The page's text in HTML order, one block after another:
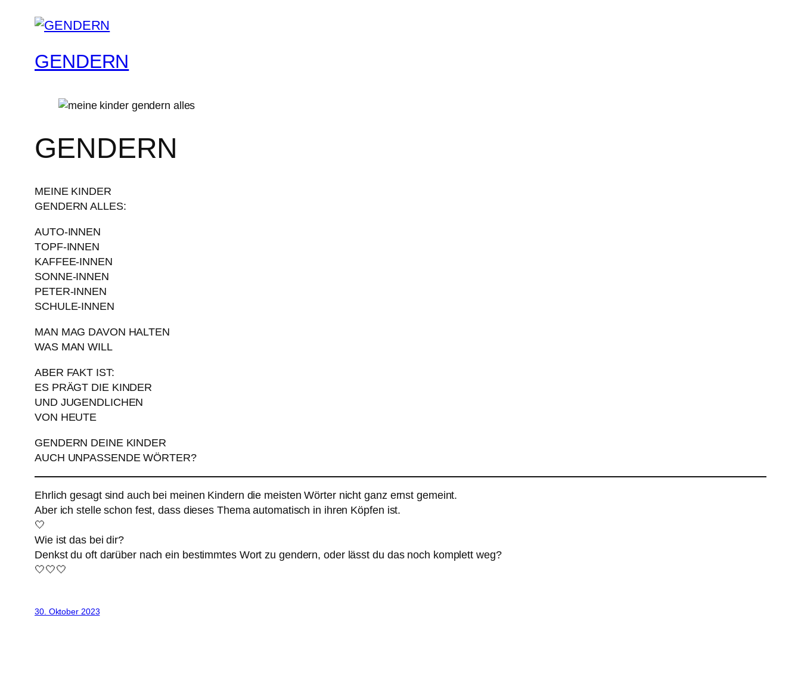
GENDERN
GENDERN
MEINE KINDER
GENDERN ALLES:
AUTO-INNEN
TOPF-INNEN
KAFFEE-INNEN
SONNE-INNEN
PETER-INNEN
SCHULE-INNEN
MAN MAG DAVON HALTEN
WAS MAN WILL
ABER FAKT IST:
ES PRÄGT DIE KINDER
UND JUGENDLICHEN
VON HEUTE
GENDERN DEINE KINDER
AUCH UNPASSENDE WÖRTER?
Ehrlich gesagt sind auch bei meinen Kindern die meisten Wörter nicht ganz ernst gemeint.
Aber ich stelle schon fest, dass dieses Thema automatisch in ihren Köpfen ist.
🤍
Wie ist das bei dir?
Denkst du oft darüber nach ein bestimmtes Wort zu gendern, oder lässt du das noch komplett weg?
🤍🤍🤍
30. Oktober 2023